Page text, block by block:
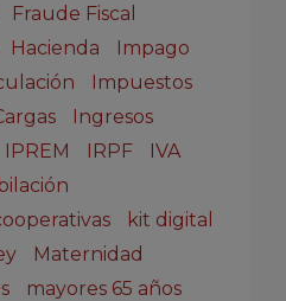
Fraude Fiscal
Hacienda
Impago
Impuestos
Ingresos
IPREM IRPF
IVA
kit digital
Maternidad
mayores 65 años